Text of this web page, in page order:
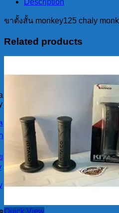
ระยะ
quantity
ขาตั้งสั้น monkey125 chaly
Related products